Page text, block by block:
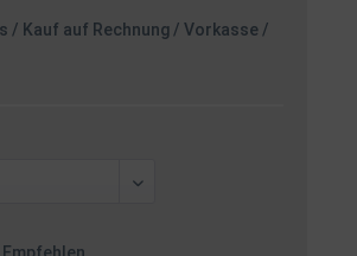
/ Kauf auf Rechnung / Vorkasse /